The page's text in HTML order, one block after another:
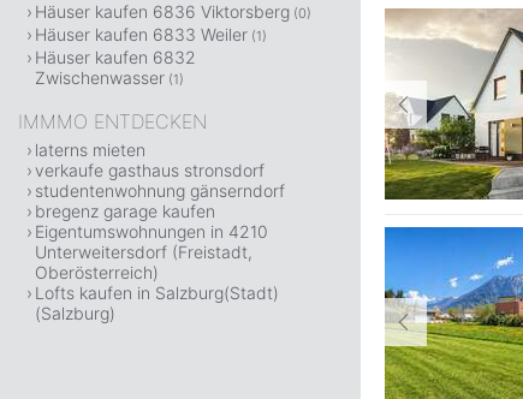
Häuser kaufen 6836 Viktorsberg (0)
Häuser kaufen 6833 Weiler (1)
Häuser kaufen 6832
Zwischenwasser (1)
IMMMO ENTDECKEN
laterns mieten
verkaufe gasthaus stronsdorf
studentenwohnung gänserndorf
bregenz garage kaufen
Eigentumswohnungen in 4210
Unterweitersdorf (Freistadt,
Oberösterreich)
Lofts kaufen in Salzburg(Stadt)
(Salzburg)